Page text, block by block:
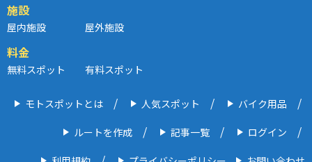
施設
屋内施設 屋外施設
料金
無料スポット 有料スポット
モトスポットとは 人気スポット バイク用品
ルートを作成 記事一覧 ログイン